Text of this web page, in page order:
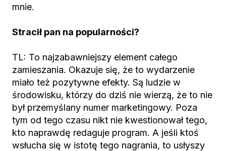
mnie.
Stracił pan na popularności?
TL: To najzabawniejszy element całego
zamieszania. Okazuje się, że to wydarzenie
miało też pozytywne efekty. Są ludzie w
środowisku, którzy do dziś nie wierzą, że to nie
był przemyślany numer marketingowy. Poza
tym od tego czasu nikt nie kwestionował tego,
kto naprawdę redaguje program. A jeśli ktoś
wsłucha się w istotę tego nagrania, to usłyszy